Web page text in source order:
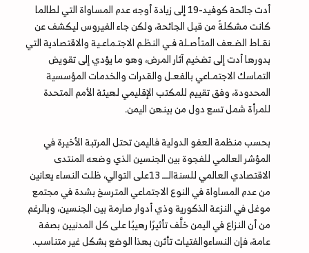
أدت جائحة كوفيد-19 إلى زيادة أوجه عدم المساواة التي لطالما
كانت مشكلةً من قبل الجائحة، ولكن جاء الفيروس ليكشف عن
نقـاط الضـعف المتأصـلة فـي النظـم الاجتـماعـية والاقتصادية التي
بدورها أدت إلى تضخيم آثار المرض، وهو ما يؤدي إلى تقويض
التماسك الاجتمـاعي بالفعـل والقدرات والخدمات المؤسسية
المحدودة، وفق تقييم للمكتب الإقليمي لهيئة الأمم المتحدة
للمرأة شمل تسع دول من بينهن اليمن.
بحسب منظمة العفو الدولية فاليمن تحتل المرتبة الأخيرة في
المؤشر العالمي للفجوة بين الجنسين الذي وضعه المنتدى
الاقتصادي العالمي للسنةالـــ 13على التوالي، ظلت النساء يعانين
من عدم المساواة في النوع الاجتماعي المترسخ بشدة في مجتمع
موغل في النزعة الذكورية وذي أدوار صارمة بين الجنسين، وبالرغم
من أن النزاع في اليمن خلَّف تأثيرًا رهيبًا على كل المدنيين بصفة
عامة، فإن النساءوالفتيات تأثرن بهذا الوضع بشكل غير متناسب.